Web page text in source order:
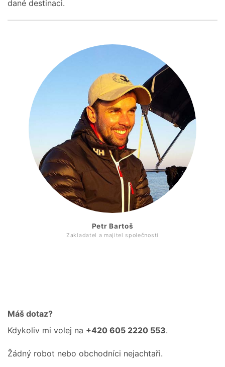
dané destinaci.
Petr Bartoš
Zakladatel a majitel společnosti
Máš dotaz?
Kdykoliv mi volej na +420 605 2220 553.
Žádný robot nebo obchodníci nejachtaři.